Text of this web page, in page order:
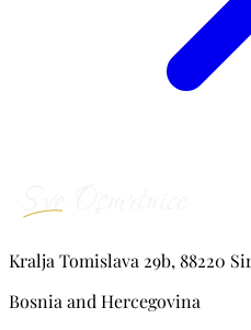
Kralja Tomislava 29b, 88220
Bosnia and Hercegovina